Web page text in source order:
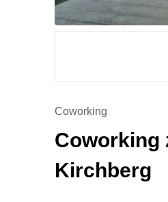
Coworking
Coworking
Kirchberg